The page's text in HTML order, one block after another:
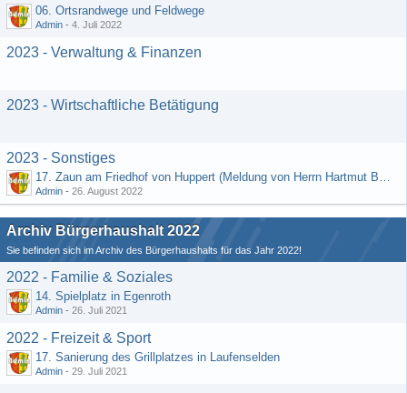
06. Ortsrandwege und Feldwege
Admin - 4. Juli 2022
2023 - Verwaltung & Finanzen
2023 - Wirtschaftliche Betätigung
2023 - Sonstiges
17. Zaun am Friedhof von Huppert (Meldung von Herrn Hartmut Bender)
Admin - 26. August 2022
Archiv Bürgerhaushalt 2022
Sie befinden sich im Archiv des Bürgerhaushalts für das Jahr 2022!
2022 - Familie & Soziales
14. Spielplatz in Egenroth
Admin - 26. Juli 2021
2022 - Freizeit & Sport
17. Sanierung des Grillplatzes in Laufenselden
Admin - 29. Juli 2021